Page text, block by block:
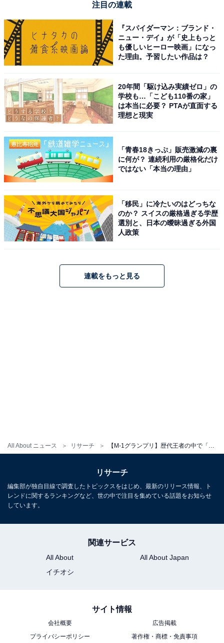
All About ニュース リサーチ
情や間の取り方が巧みで、聞き手にもわかりやすく笑い
を届ける技術が高い」（40代男性／大阪府）といった声
が寄せられました。
伊達みきお（サンドウィッチマン）さんに関する商品をAmazon
で見る
※回答者からのコメントは原文ママです
この記事の執筆者：
フリーライター及び編集補佐。スポーツの現場を取材する傍ら、テ
レビ好きが高じて複数のエンタメメディアでも執筆。中でもお笑
い・バラエティ番組を網羅的に視聴し、エンタメ関連の情報収集源
も大半がテレビから。宣伝会議「編集･ライター養成講座 総合コー
...続きを読む
次ページ
15位までの全ランキング結果を見
る
ケ担当」ランキング！ 2位「山崎弘也」、1位
は？
注目の連載
『スパイダーマン：ブランド・
ニュー・デイ』が「史上もっと
も優しいヒーロー映画」になっ
た理由。予習したい作品は？
20年間「駆け込み実績ゼロ」の
学校も…「こども110番の家」
は本当に必要？ PTAが直面する
理想と現実
「青春18きっぷ」販売激減の裏
に何が？ 連続利用の厳格化だけ
ではない「本当の理由」
「移民」に冷たいのはどっちな
のか？ スイスの厳格過ぎる学歴
選別と、日本の曖昧過ぎる外国
人政策
連載をもっと見る
リサーチ
編集部が独自目線で調査したトピックスをはじめ、最新のリリース情報、ト
レンドに関するランキングなど、世の中で注目を集めている話題をお知らせ
しています。
関連サービス
All About
All About Japan
イチオシ
サイト情報
会社概要
広告掲載
プライバシーポリシー
著作権・商標・免責事項